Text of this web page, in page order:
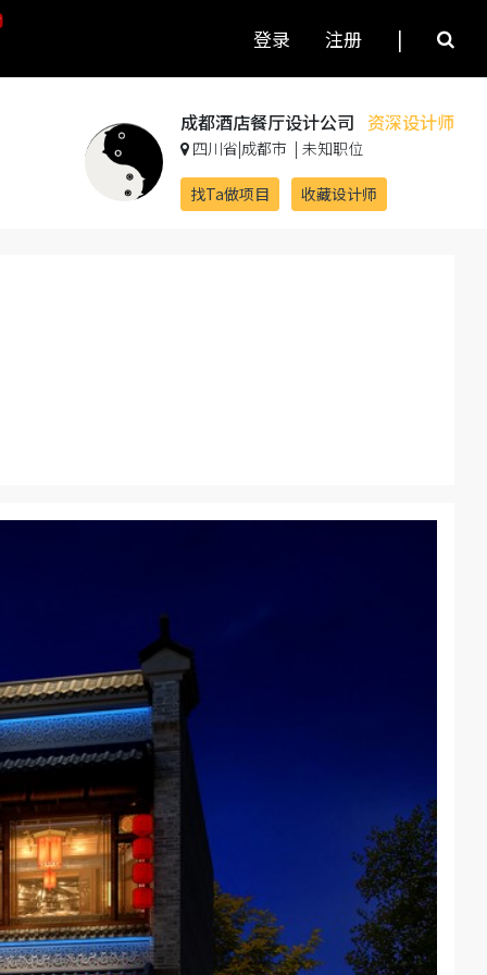
登录 注册 |
成都酒店餐厅设计公司 资深设计师
四川省|成都市 | 未知职位
找Ta做项目 收藏设计师